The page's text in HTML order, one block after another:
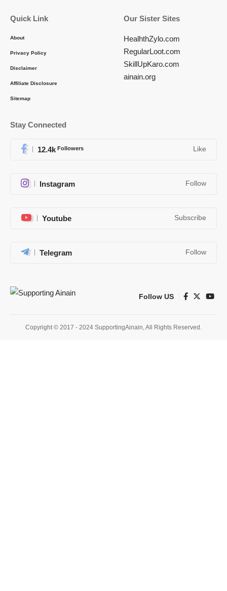
Quick Link
About
Privacy Policy
Disclaimer
Affiliate Disclosure
Sitemap
Our Sister Sites
HealhthZylo.com
RegularLoot.com
SkillUpKaro.com
ainain.org
Stay Connected
12.4k Followers Like
Instagram Follow
Youtube Subscribe
Telegram Follow
Follow US
Copyright © 2017 - 2024 SupportingAinain, All Rights Reserved.